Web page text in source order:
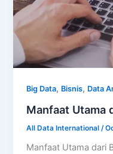
Big Data, Bisnis, Data
Manfaat Utama
All Data International /
Manfaat Utama dari